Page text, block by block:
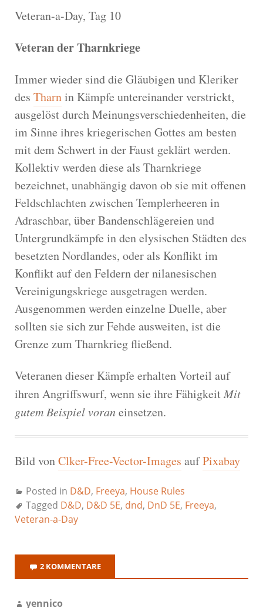
Veteran-a-Day, Tag 10
Veteran der Tharnkriege
Immer wieder sind die Gläubigen und Kleriker
des Tharnin Kämpfe untereinander verstrickt,
ausgelöst durch Meinungsverschiedenheiten, die
im Sinne ihres kriegerischen Gottes am besten
mit dem Schwert in der Faust geklärt werden.
Kollektiv werden diese als Tharnkriege
bezeichnet, unabhängig davon ob sie mit offenen
Feldschlachten zwischen Templerheeren in
Adraschbar, über Bandenschlägereien und
Untergrundkämpfe in den elysischen Städten des
besetzten Nordlandes, oder als Konflikt im
Konflikt auf den Feldern der nilanesischen
Vereinigungskriege ausgetragen werden.
Ausgenommen werden einzelne Duelle, aber
sollten sie sich zur Fehde ausweiten, ist die
Grenze zum Tharnkrieg fließend.
Veteranen dieser Kämpfe erhalten Vorteil auf
ihren Angriffswurf, wenn sie ihre Fähigkeit Mit
gutem Beispiel voraneinsetzen.
Bild vonClker-Free-Vector-Images aufPixabay
Posted in D&D, Freeya, House Rules
Tagged D&D, D&D 5E, dnd, DnD 5E, Freeya,
Veteran-a-Day
2 KOMMENTARE
yennico